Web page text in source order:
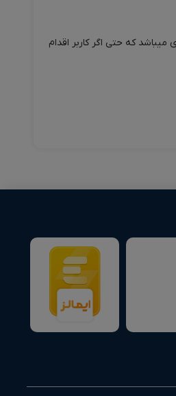
که حتی اگر کاربر اقدام